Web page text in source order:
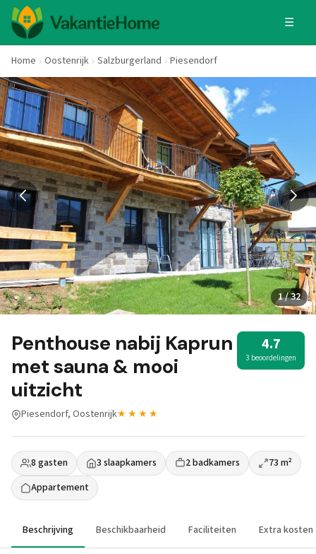
☰
Home Oostenrijk Salzburgerland Piesendorf
1 / 32
Penthouse nabij Kaprun
met sauna & mooi
uitzicht
4.7
3 beoordelingen
Piesendorf, Oostenrijk★★★★
8 gasten 3 slaapkamers 2 badkamers
73 m²
Appartement
Beschrijving Beschikbaarheid Faciliteiten Extra kosten